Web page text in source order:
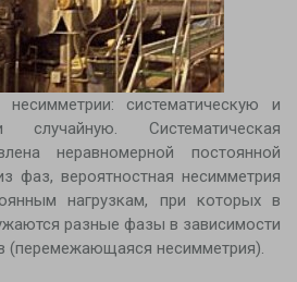
систематическую и
случайную. Систематическая
неравномерной постоянной
фаз, вероятностная несимметрия
нагрузкам, при которых в
разные фазы в зависимости
(перемежающаяся несимметрия).